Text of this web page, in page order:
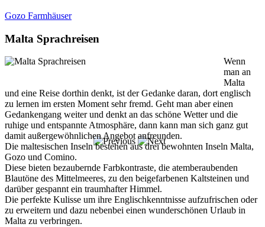
Gozo Farmhäuser
Malta Sprachreisen
Wenn
man an
Malta
und eine Reise dorthin denkt, ist der Gedanke daran, dort englisch
zu lernen im ersten Moment sehr fremd. Geht man aber einen
Gedankengang weiter und denkt an das schöne Wetter und die
ruhige und entspannte Atmosphäre, dann kann man sich ganz gut
damit außergewöhnlichen Angebot anfreunden.
Die maltesischen Inseln bestehen aus drei bewohnten Inseln Malta,
Gozo und Comino.
Diese bieten bezaubernde Farbkontraste, die atemberaubenden
Blautöne des Mittelmeeres, zu den beigefarbenen Kaltsteinen und
darüber gespannt ein traumhafter Himmel.
Die perfekte Kulisse um ihre Englischkenntnisse aufzufrischen oder
zu erweitern und dazu nebenbei einen wunderschönen Urlaub in
Malta zu verbringen.